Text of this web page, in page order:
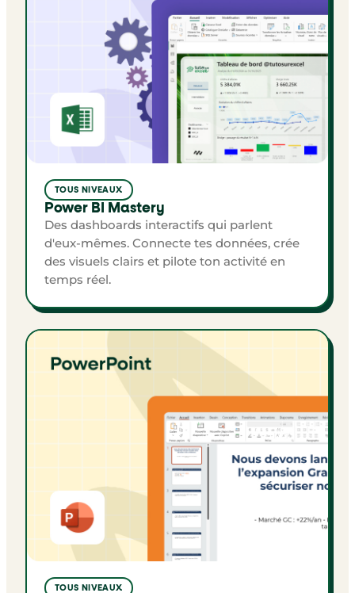
TOUS NIVEAUX
Power BI Mastery
Des dashboards interactifs qui parlent
d'eux-mêmes. Connecte tes données, crée
des visuels clairs et pilote ton activité en
temps réel.
TOUS NIVEAUX